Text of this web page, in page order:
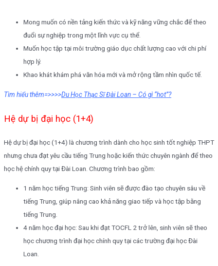
Mong muốn có nền tảng kiến thức và kỹ năng vững chắc để theo
đuổi sự nghiệp trong một lĩnh vực cụ thể.
Muốn học tập tại môi trường giáo dục chất lượng cao với chi phí
hợp lý.
Khao khát khám phá văn hóa mới và mở rộng tầm nhìn quốc tế.
Tìm hiểu thêm=>>>>Du Học Thạc Sĩ Đài Loan – Có gì “hot”?
Hệ dự bị đại học (1+4)
Hệ dự bị đại học (1+4) là chương trình dành cho học sinh tốt nghiệp THPT
nhưng chưa đạt yêu cầu tiếng Trung hoặc kiến thức chuyên ngành để theo
học hệ chính quy tại Đài Loan. Chương trình bao gồm:
1 năm học tiếng Trung: Sinh viên sẽ được đào tạo chuyên sâu về
tiếng Trung, giúp nâng cao khả năng giao tiếp và học tập bằng
tiếng Trung.
4 năm học đại học: Sau khi đạt TOCFL 2 trở lên, sinh viên sẽ theo
học chương trình đại học chính quy tại các trường đại học Đài
Loan.